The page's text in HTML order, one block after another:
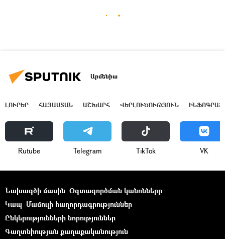
Արմենիա
ԼՈՒՐԵՐ ՀԱՅԱՍՏԱՆ ԱՇԽԱՐՀ ՎԵՐԼՈՒԾՈՒԹՅՈՒՆ
Rutube Telegram ТikТоk VK
Նախագծի մասին Օգտագործման կանոնները
Կապ Մամուլի հաղորդագրություններ
Ընկերությունների նորություններ
Գաղտնիության քաղաքականություն